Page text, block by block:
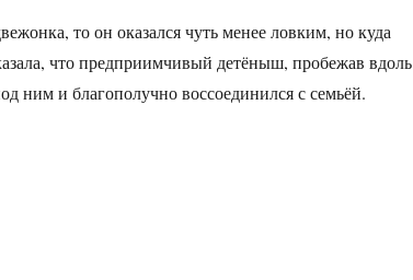
то он оказался чуть менее ловким, но куда
что предприимчивый детёныш, пробежав вдоль
ним и благополучно воссоединился с семьёй.